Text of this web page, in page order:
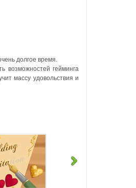
долгое время.
возможностей гейминга
массу удовольствия и